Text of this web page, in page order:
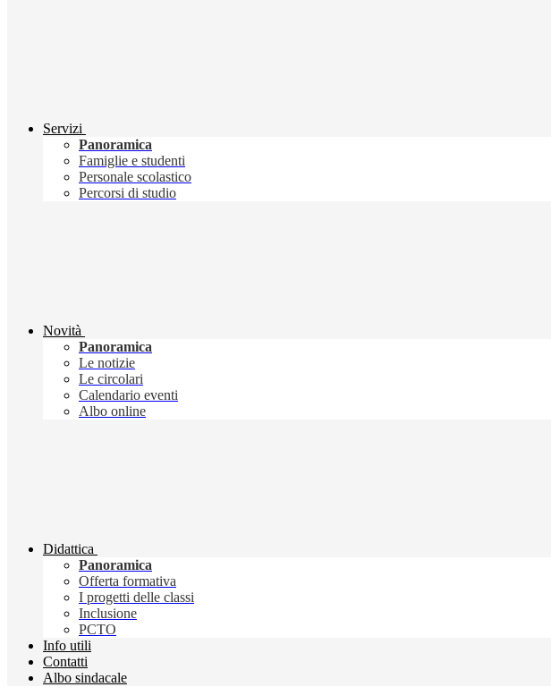
Servizi
Panoramica
Famiglie e studenti
Personale scolastico
Percorsi di studio
Novità
Panoramica
Le notizie
Le circolari
Calendario eventi
Albo online
Didattica
Panoramica
Offerta formativa
I progetti delle classi
Inclusione
PCTO
Info utili
Contatti
Albo sindacale